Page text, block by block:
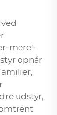
mere'-
opnår
udstyr,